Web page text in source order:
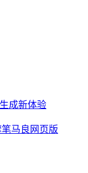
成新体验
笔马良网页版